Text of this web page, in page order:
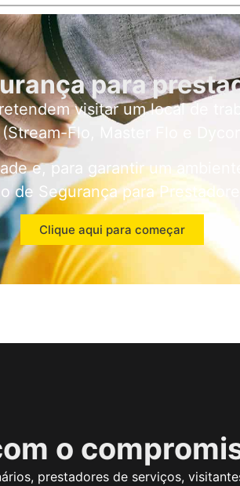
para
visitar um local de
Flo, Master Flo e Dycor)!
e, para garantir um
de Segurança para
Clique aqui para começar
o
prestadores de serviços,